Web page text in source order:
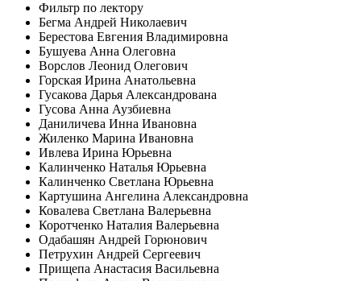
Фильтр по лектору
Бегма Андрей Николаевич
Берестова Евгения Владимировна
Бушуева Анна Олеговна
Ворслов Леонид Олегович
Горская Ирина Анатольевна
Гусакова Дарья Александрована
Гусова Анна Аузбиевна
Даниличева Инна Ивановна
Жиленко Марина Ивановна
Ивлева Ирина Юрьевна
Калинченко Наталья Юрьевна
Калинченко Светлана Юрьевна
Картушина Ангелина Александровна
Ковалева Светлана Валерьевна
Коротченко Наталия Валерьевна
Одабашян Андрей Горюнович
Петрухин Андрей Сергеевич
Прищепа Анастасия Васильевна